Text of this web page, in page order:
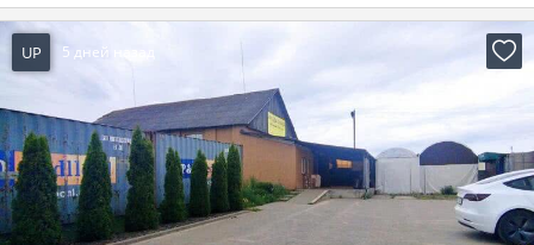
UP 5 дней назад